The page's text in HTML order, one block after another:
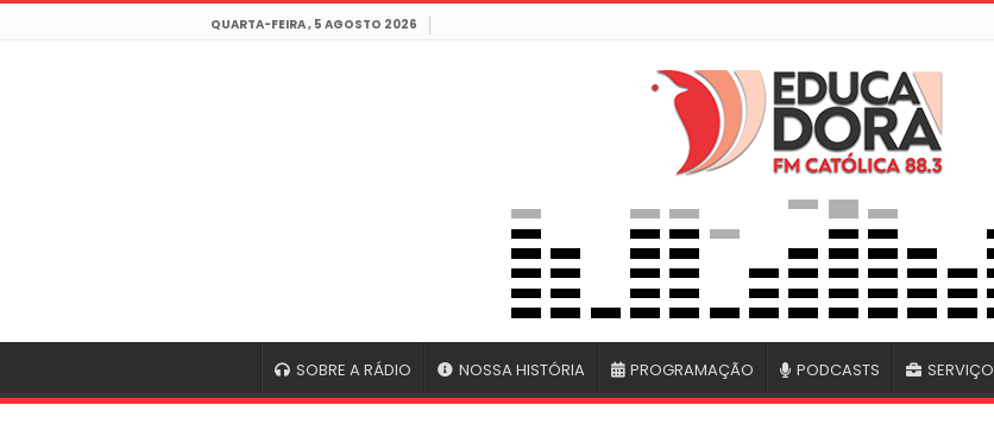
QUARTA-FEIRA , 5 AGOSTO 2026
SOBRE A RÁDIO NOSSA HISTÓRIA PROGRAMAÇÃO PODCASTS SERVIÇO